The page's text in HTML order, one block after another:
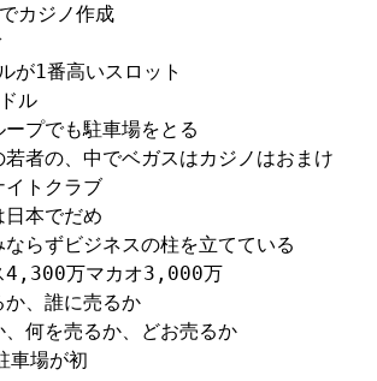
カジノ作成
1番高いスロット
ル
プでも駐車場をとる
者の、中でベガスはカジノはおまけ
トクラブ
本でだめ
らずビジネスの柱を立てている
4,300万マカオ3,000万
、誰に売るか
何を売るか、どお売るか
場が初